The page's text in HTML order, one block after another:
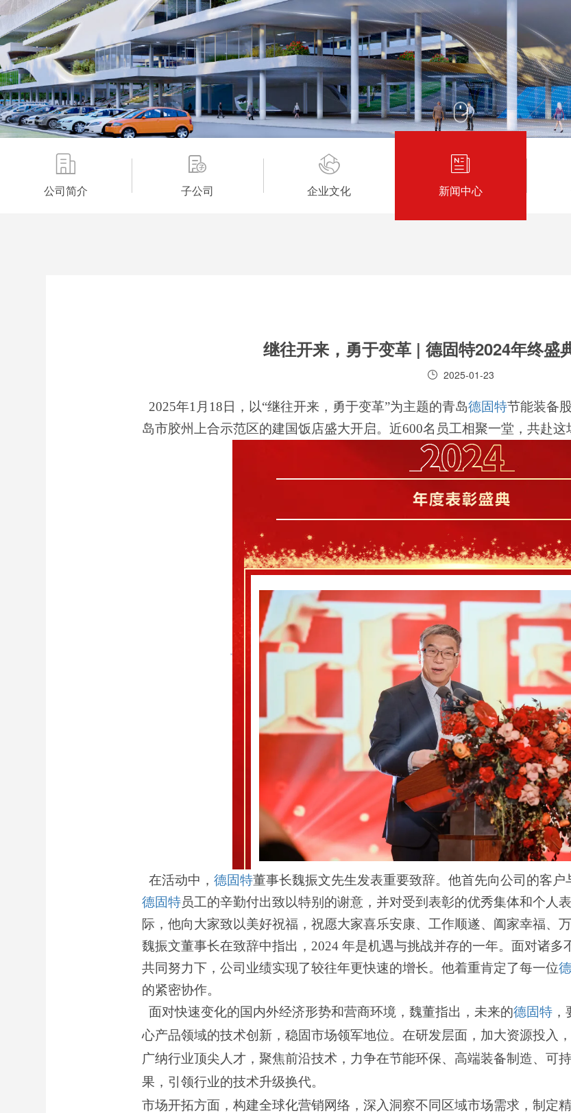
公司简介 子公司 企业文化 新闻中心
继往开来，勇于变革 | 德固特2024年终盛
2025-01-23
2025年1 月 18日，以“继往开来，勇于变革”为主题的青岛德固特节能装备
岛市胶州上合示范区的建国饭店盛大开启。近600名员工相聚一堂，共赴这
在活动中，德固特董事长魏振文先生发表重要致辞。他首先向公司的客
德固特员工的辛勤付出致以特别的谢意，并对受到表彰的优秀集体和个人
际，他向大家致以美好祝福，祝愿大家喜乐安康、工作顺遂、阖家幸福、万
魏振文董事长在致辞中指出， 2024年是机遇与挑战并存的一年。面对诸多
共同努力下，公司业绩实现了较往年更快速的增长。他着重肯定了每一位
的紧密协作。
面对快速变化的国内外经济形势和营商环境，魏董指出，未来的德固特
心产品领域的技术创新，稳固市场领军地位。在研发层面，加大资源投入
广纳行业顶尖人才，聚焦前沿技术，力争在节能环保、高端装备制造、可
果，引领行业的技术升级换代。
市场开拓方面，构建全球化营销网络，深入洞察不同区域市场需求，制定